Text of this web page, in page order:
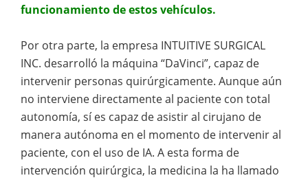
funcionamiento de estos vehículos.
Por otra parte, la empresa INTUITIVE SURGICAL
INC. desarrolló la máquina “DaVinci”, capaz de
intervenir personas quirúrgicamente. Aunque aún
no interviene directamente al paciente con total
autonomía, sí es capaz de asistir al cirujano de
manera autónoma en el momento de intervenir al
paciente, con el uso de IA. A esta forma de
intervención quirúrgica, la medicina la ha llamado